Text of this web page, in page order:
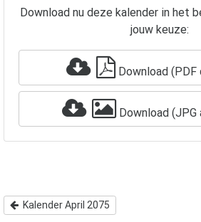
Download nu deze kalender in het
jouw keuze:
Download
Download
Kalender April 2075